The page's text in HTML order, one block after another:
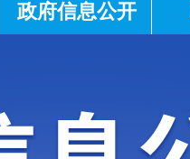
政府信息公开